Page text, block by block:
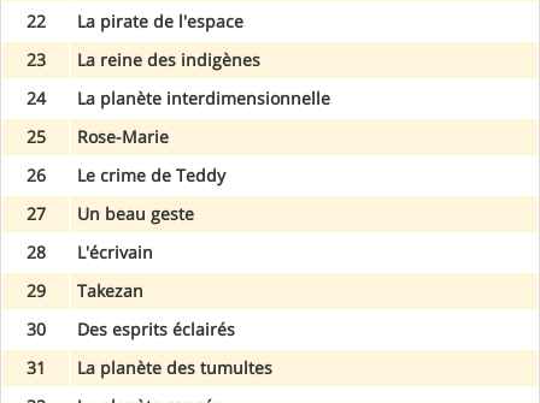
22
La pirate de l'espace
23
La reine des indigènes
24
La planète interdimensionnelle
25
Rose-Marie
26
Le crime de Teddy
27
Un beau geste
28
L'écrivain
29
Takezan
30
Des esprits éclairés
31
La planète des tumultes